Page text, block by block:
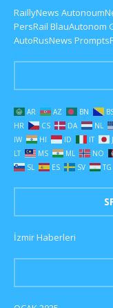
RaillyNews
PersRail BlauAutonom
AutoRusNews
AR AZ BN
HR
CS DA NL
IW
HI ID IT
LT
MS ML NO
SL
ES SV TG
İzmir Haberleri